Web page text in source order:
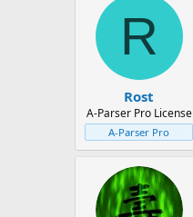
R
Rost
A-Parser Pro License
A-Parser Pro